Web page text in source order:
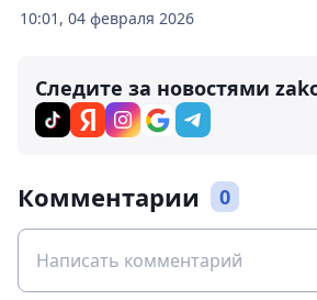
10:01, 04 февраля 2026
Следите за новостями
Комментарии 0